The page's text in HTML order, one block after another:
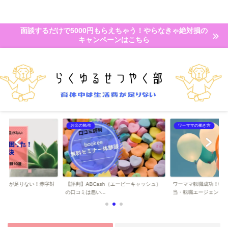
面談するだけで5000円もらえちゃう！やらなきゃ絶対損の
キャンペーンはこちら
費が足りない！赤字対
お金の勉強
【評判】ABCash（エービーキャッシュ）
の口コミは悪い...
ワーママの働き方
ワーママ転職成功！転
当・転職エージェント...